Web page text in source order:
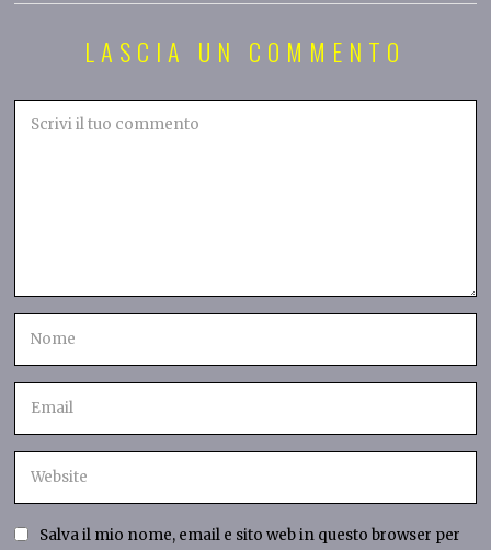
LASCIA UN COMMENTO
Salva il mio nome, email e sito web in questo browser per